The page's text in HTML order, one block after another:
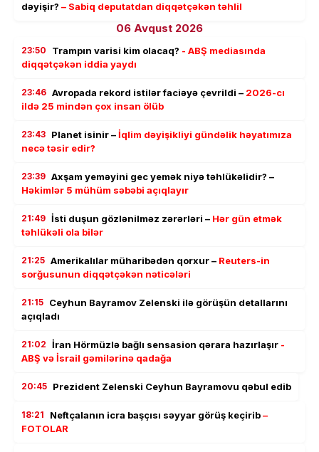
dəyişir? – Sabiq deputatdan diqqətçəkən təhlil
06 Avqust 2026
23:50 Trampın varisi kim olacaq? - ABŞ mediasında
diqqətçəkən iddia yaydı
23:46 Avropada rekord istilər faciəyə çevrildi – 2026-cı
ildə 25 mindən çox insan ölüb
23:43 Planet isinir –İqlim dəyişikliyi gündəlik həyatımıza
necə təsir edir?
23:39 Axşam yeməyini gec yemək niyə təhlükəlidir? –
Həkimlər 5 mühüm səbəbi açıqlayır
21:49 İsti duşun gözlənilməz zərərləri – Hər gün etmək
təhlükəli ola bilər
21:25 Amerikalılar müharibədən qorxur – Reuters-in
sorğusunun diqqətçəkən nəticələri
21:15 Ceyhun Bayramov Zelenski ilə görüşün detallarını
açıqladı
21:02 İran Hörmüzlə bağlı sensasion qərara hazırlaşır -
ABŞ və İsrail gəmilərinə qadağa
20:45 Prezident Zelenski Ceyhun Bayramovu qəbul edib
18:21 Neftçalanın icra başçısı səyyar görüş keçirib–
FOTOLAR